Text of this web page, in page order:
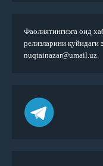
Фаолиятингизга оид
релизларини қуйидаги
nuqtainazar@umail.uz.